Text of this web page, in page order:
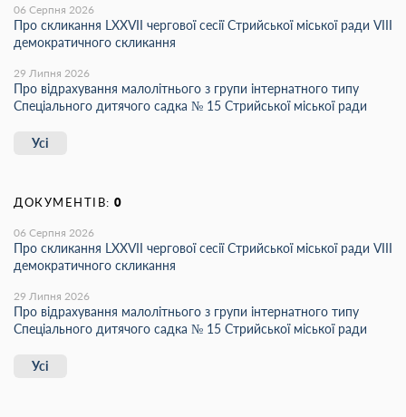
06 Серпня 2026
Про скликання LХХVІІ чергової сесії Стрийської міської ради VIII
демократичного скликання
29 Липня 2026
Про відрахування малолітнього з групи інтернатного типу
Спеціального дитячого садка № 15 Стрийської міської ради
Усі
ДОКУМЕНТІВ: 0
06 Серпня 2026
Про скликання LХХVІІ чергової сесії Стрийської міської ради VIII
демократичного скликання
29 Липня 2026
Про відрахування малолітнього з групи інтернатного типу
Спеціального дитячого садка № 15 Стрийської міської ради
Усі